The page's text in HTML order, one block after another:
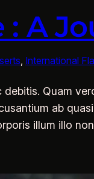
: A
International
Quam
ab
illum illo